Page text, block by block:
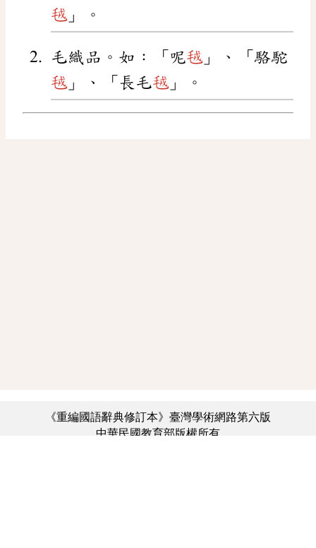
毧 」。
毛織品。如：「呢毧 」、「駱駝
毧 」、「長毛毧 」。
《重編國語辭典修訂本》臺灣學術網路第六版
中華民國教育部版權所有